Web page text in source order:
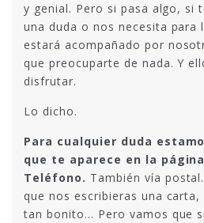
y genial. Pero si pasa algo, si
una duda o nos necesita para
estará acompañado por
que preocuparte de nada. Y
disfrutar.
Lo dicho.
Para cualquier duda
que te aparece en la
Teléfono. También vía
que nos escribieras una
tan bonito… Pero vamos que